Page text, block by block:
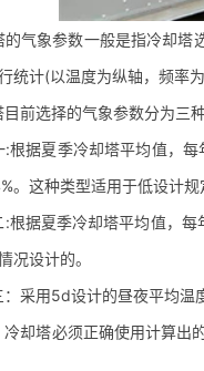
象参数一般是指冷却塔选
统计(以温度为纵轴，频率为
选择的气象参数分为三种
据夏季冷却塔平均值，每
。这种类型适用于低设计规
据夏季冷却塔平均值，每
况设计的。
用5d设计的昼夜平均温度
塔必须正确使用计算出的